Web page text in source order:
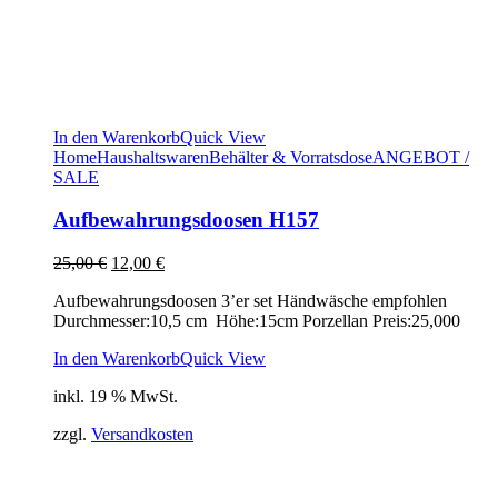
In den WarenkorbQuick View
HomeHaushaltswarenBehälter & VorratsdoseANGEBOT /
SALE
Aufbewahrungsdoosen H157
25,00€ Ursprünglicher
war:
25,00 €
12,00 €Aktueller
ist:
12,00 €.
Aufbewahrungsdoosen 3’er set Händwäsche empfohlen
Durchmesser:10,5 cm Höhe:15cm Porzellan Preis:25,000
In den WarenkorbQuick View
inkl. 19 % MwSt.
zzgl. Versandkosten